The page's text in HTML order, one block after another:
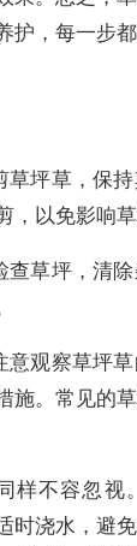
护，每一步
草坪草，保
，以免影响草
查草坪，清
意观察草坪
施。常见的
样不容忽视
时浇水，避